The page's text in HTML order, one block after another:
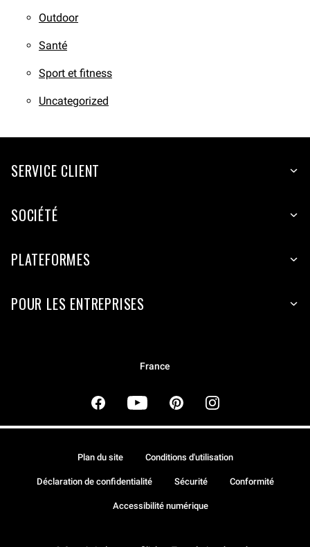
Outdoor
Santé
Sport et fitness
Uncategorized
SERVICE CLIENT
SOCIÉTÉ
PLATEFORMES
POUR LES ENTREPRISES
France
Plan du site Conditions d'utilisation
Déclaration de confidentialité Sécurité Conformité
Accessibilité numérique